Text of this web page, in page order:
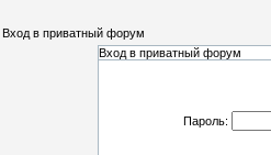
Вход в приватный форум
Вход в приватный форум
Пароль: